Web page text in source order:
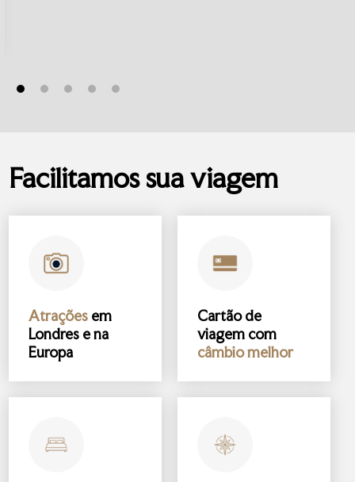
Facilitamos sua viagem
Atrações em
Londres e na
Europa
Cartão de
viagem com
câmbio melhor